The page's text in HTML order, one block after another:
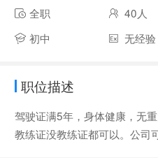
全职 40人
初中
无经验
职位描述
驾驶证满5年，身体健康，无
教练证没教练证都可以。公司